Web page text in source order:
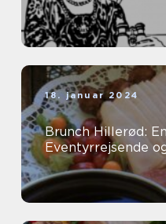
18. januar 2024
Brunch Hillerød:
Eventyrrejsende